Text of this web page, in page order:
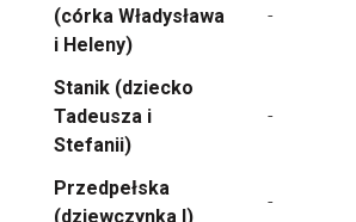
(córka Władysława
i Heleny)
-
Stanik (dziecko
Tadeusza i
Stefanii)
-
Przedpełska
(dziewczynka I)
-